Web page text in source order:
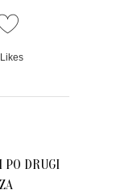
Likes
PO DRUGI